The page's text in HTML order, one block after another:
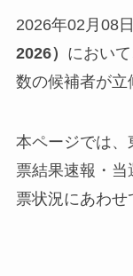
2026年02月08
2026） におい
数の候補者が立
本ページでは、
票結果速報・
票状況にあわせ